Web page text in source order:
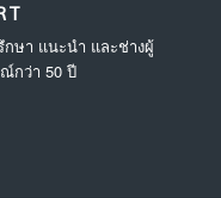
ษา แนะนำ และช่างผู้
กว่า 50 ปี